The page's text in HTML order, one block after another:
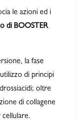
le azioni ed i
di BOOSTER
la fase
di principi
oltre
di collagene